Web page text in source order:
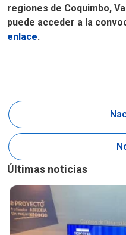
regiones de Coquimbo,
puede acceder a la
enlace.
Últimas noticias